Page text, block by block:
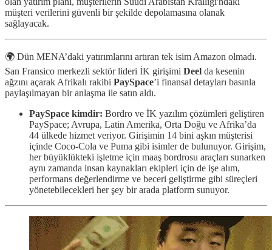
müşteri verilerini güvenli bir şekilde depolamasına olanak
sağlayacak.
🌍 Dün MENA’daki yatırımlarını artıran tek isim Amazon olmadı.
San Fransico merkezli sektör lideri İK girişimi Deel da kesenin
ağzını açarak Afrikalı rakibi PaySpace’i finansal detayları basınla
paylaşılmayan bir anlaşma ile satın aldı.
PaySpace kimdir: Bordro ve İK yazılım çözümleri geliştiren
PaySpace; Avrupa, Latin Amerika, Orta Doğu ve Afrika’da
44 ülkede hizmet veriyor. Girişimin 14 bini aşkın müşterisi
içinde Coco-Cola ve Puma gibi isimler de bulunuyor. Girişim,
her büyüklükteki işletme için maaş bordrosu araçları sunarken
aynı zamanda insan kaynakları ekipleri için de işe alım,
performans değerlendirme ve beceri geliştirme gibi süreçleri
yönetebilecekleri her şey bir arada platform sunuyor.